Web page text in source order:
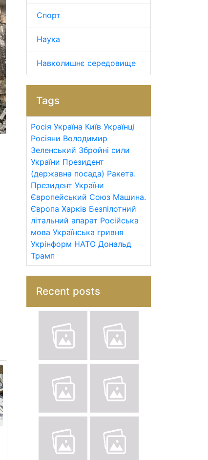
Спорт
Наука
Навколишнє середовище
Tags
Росія Україна Київ Українці
Росіяни Володимир
Зеленський Збройні сили
України Президент
(державна посада) Ракета.
Президент України
Європейський Союз Машина.
Європа Харків Безпілотний
літальний апарат Російська
мова Українська гривня
Укрінформ НАТО Дональд
Трамп
Recent posts